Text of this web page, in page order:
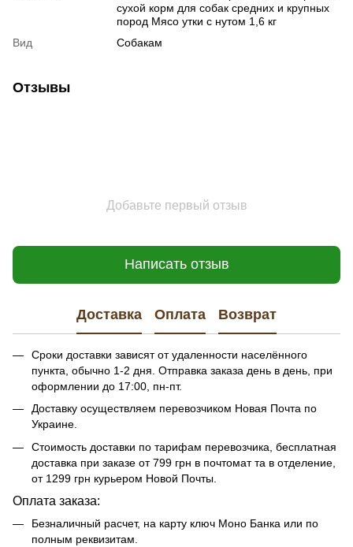
сухой корм для собак средних и крупных
пород Мясо утки с нутом 1,6 кг
Вид
Собакам
Отзывы
Добавьте первый отзыв
Написать отзыв
Доставка Оплата Возврат
Сроки доставки зависят от удаленности населённого
пункта, обычно 1-2 дня. Отправка заказа день в день, при
оформлении до 17:00, пн-пт.
Доставку осуществляем перевозчиком Новая Почта по
Украине.
Стоимость доставки по тарифам перевозчика, бесплатная
доставка при заказе от 799 грн в почтомат та в отделение,
от 1299 грн курьером Новой Почты.
Оплата заказа:
Безналичный расчет, на карту ключ Моно Банка или по
полным реквизитам.